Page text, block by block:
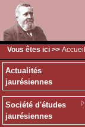
Vous êtes ici >> Accueil
Actualités
jaurésiennes
Société d'études
jaurésiennes